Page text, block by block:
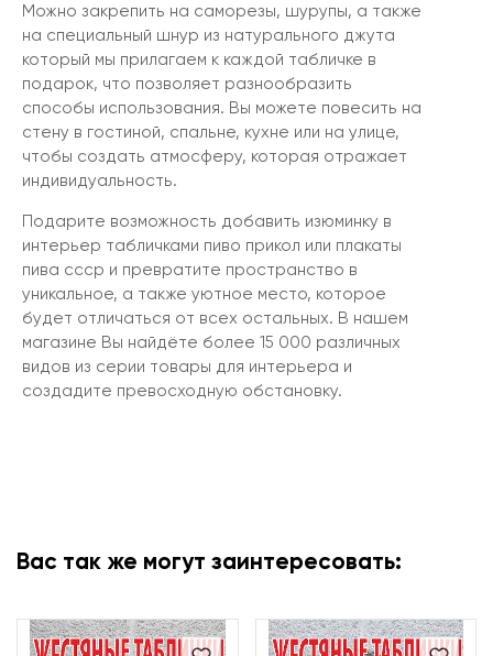
Можно закрепить на саморезы, шурупы, а также
на специальный шнур из натурального джута
который мы прилагаем к каждой табличке в
подарок, что позволяет разнообразить
способы использования. Вы можете повесить на
стену в гостиной, спальне, кухне или на улице,
чтобы создать атмосферу, которая отражает
индивидуальность.
Подарите возможность добавить изюминку в
интерьер табличками пиво прикол или плакаты
пива ссср и превратите пространство в
уникальное, а также уютное место, которое
будет отличаться от всех остальных. В нашем
магазине Вы найдёте более 15 000 различных
видов из серии товары для интерьера и
создадите превосходную обстановку.
Вас так же могут заинтересовать: